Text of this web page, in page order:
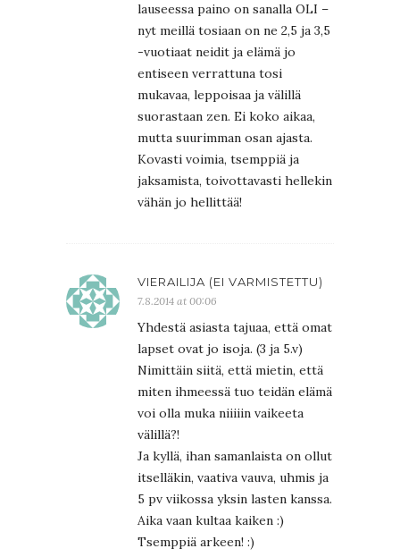
lauseessa paino on sanalla OLI –
nyt meillä tosiaan on ne 2,5 ja 3,5
-vuotiaat neidit ja elämä jo
entiseen verrattuna tosi
mukavaa, leppoisaa ja välillä
suorastaan zen. Ei koko aikaa,
mutta suurimman osan ajasta.
Kovasti voimia, tsemppiä ja
jaksamista, toivottavasti hellekin
vähän jo hellittää!
VIERAILIJA (EI VARMISTETTU)
7.8.2014 at 00:06
Yhdestä asiasta tajuaa, että omat
lapset ovat jo isoja. (3 ja 5.v)
Nimittäin siitä, että mietin, että
miten ihmeessä tuo teidän elämä
voi olla muka niiiiin vaikeeta
välillä?!
Ja kyllä, ihan samanlaista on ollut
itselläkin, vaativa vauva, uhmis ja
5 pv viikossa yksin lasten kanssa.
Aika vaan kultaa kaiken :)
Tsemppiä arkeen! :)